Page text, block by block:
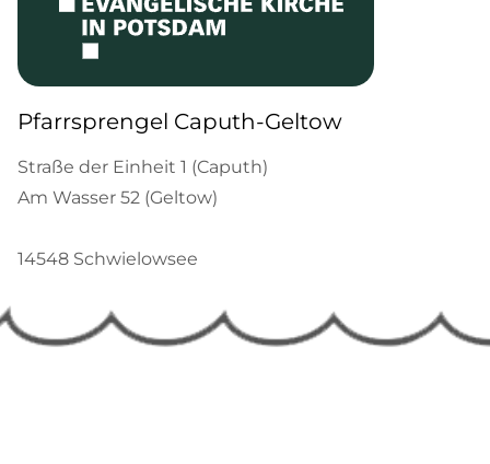
Pfarrsprengel Caputh-Geltow
Straße der Einheit 1 (Caputh)
Am Wasser 52 (Geltow)
14548 Schwielowsee